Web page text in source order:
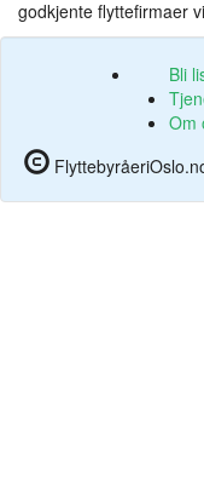
godkjente flyttefirmaer
Bli
Om